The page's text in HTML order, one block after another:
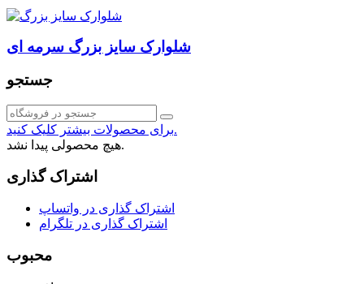
شلوارک سایز بزرگ سرمه ای
جستجو
برای محصولات بیشتر کلیک کنید.
هیچ محصولی پیدا نشد.
اشتراک گذاری
اشتراک گذاری در واتساپ
اشتراک گذاری در تلگرام
محبوب